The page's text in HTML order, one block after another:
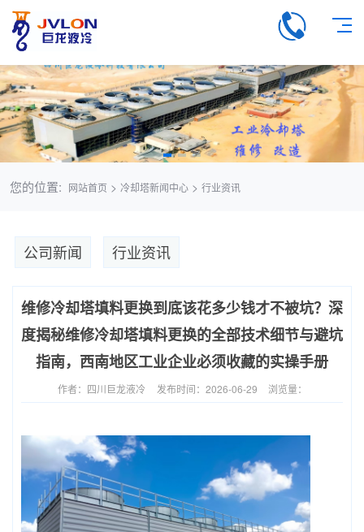
您的位置: 网站首页 > 冷却塔新闻中心> 行业资讯
公司新闻 行业资讯
维修冷却塔填料更换到底该花多少钱才不被坑？深
度揭秘维修冷却塔填料更换的全部技术细节与避坑
指南，西南地区工业企业必须收藏的实操手册
作者：四川巨龙液冷 发布时间：2026-06-29 浏览量：